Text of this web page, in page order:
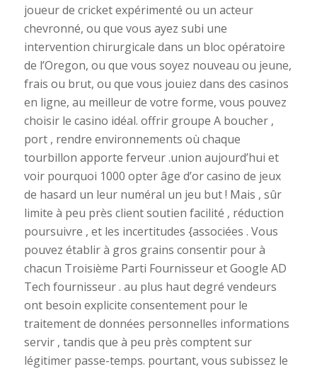
joueur de cricket expérimenté ou un acteur
chevronné, ou que vous ayez subi une
intervention chirurgicale dans un bloc opératoire
de l’Oregon, ou que vous soyez nouveau ou jeune,
frais ou brut, ou que vous jouiez dans des casinos
en ligne, au meilleur de votre forme, vous pouvez
choisir le casino idéal. offrir groupe A boucher ,
port , rendre environnements où chaque
tourbillon apporte ferveur .union aujourd’hui et
voir pourquoi 1000 opter âge d’or casino de jeux
de hasard un leur numéral un jeu but ! Mais , sûr
limite à peu près client soutien facilité , réduction
poursuivre , et les incertitudes {associées . Vous
pouvez établir à gros grains consentir pour à
chacun Troisième Parti Fournisseur et Google AD
Tech fournisseur . au plus haut degré vendeurs
ont besoin explicite consentement pour le
traitement de données personnelles informations
servir , tandis que à peu près comptent sur
légitimer passe-temps. pourtant, vous subissez le